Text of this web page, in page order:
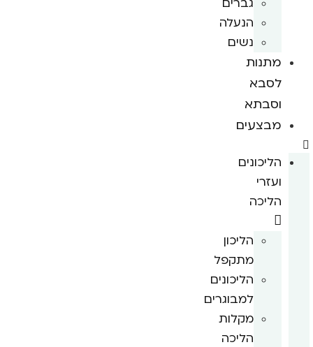
הנעלה
נשים
מתנות
לסבא
וסבתא
מבצעים
הליכונים
ועזרי
הליכה
הליכון
מתקפל
הליכונים
למבוגרים
מקלות
הליכה